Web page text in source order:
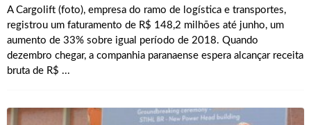
A Cargolift (foto), empresa do ramo de logística e transportes,
registrou um faturamento de R$ 148,2 milhões até junho, um
aumento de 33% sobre igual período de 2018. Quando
dezembro chegar, a companhia paranaense espera alcançar receita
bruta de R$ ...